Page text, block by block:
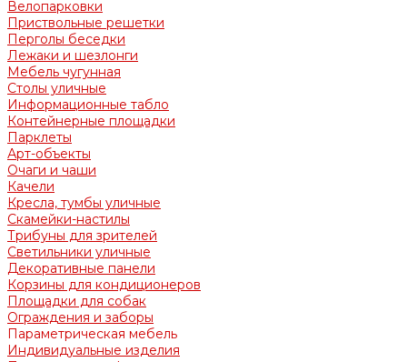
Велопарковки
Приствольные решетки
Перголы беседки
Лежаки и шезлонги
Мебель чугунная
Столы уличные
Информационные табло
Контейнерные площадки
Парклеты
Арт-объекты
Очаги и чаши
Качели
Кресла, тумбы уличные
Скамейки-настилы
Трибуны для зрителей
Светильники уличные
Декоративные панели
Корзины для кондиционеров
Площадки для собак
Ограждения и заборы
Параметрическая мебель
Индивидуальные изделия